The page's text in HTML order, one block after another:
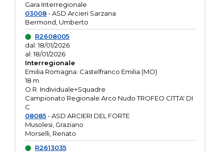
Gara Interregionale
03008- ASD Arcieri Sarzana
Bermond, Umberto
R2608005
dal: 18/01/2026
al: 18/01/2026
Interregionale
Emilia Romagna: Castelfranco Emilia (MO)
18 m
O.R. Individuale+Squadre
Campionato Regionale Arco Nudo TROFEO CITTA' DI
C
08085- ASD ARCIERI DEL FORTE
Musolesi, Graziano
Morselli, Renato
R2613035